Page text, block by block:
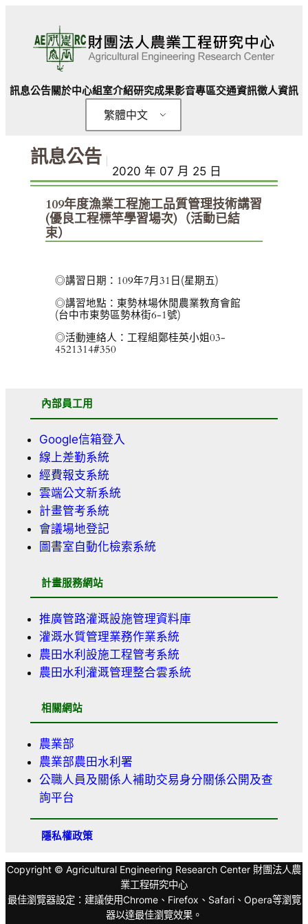
內
訊息公告關於中心組室介紹研究成果影音專區交通資訊徵人資訊
繁體中文
訊息公告
2020 年 07 月 25 日
109年度漁業工程施工品質管理技術講習
(優良工程標竿學習場次)（活動已結
束）
◎講習日期：109年7月31日(星期五)
◎講習地點：東勢林場休閒農業教育會館
(台中市東勢區勢林街6-1號)
◎活動連絡人：工程組鄭桂英小姐03-
4521314#350
內部員工用
Google信箱登入
線上差勤系統
經費報支系統
雲端公文新系統
計畫管考系統
會議場地登記
圖書室自動化檢索系統
計畫服務網站
推廣管路灌溉設施管理資料庫
灌溉水質管理業務作業系統
農田水利設施工程管考系統
農田水利灌溉管理整合雲系統
相關網站
農業部
農業部農田水利署
公職人員及關係人補助交易身分關係公開及查
詢平台
隱私權政策
Copyright © Agricultural Engineering Research Center 財團法人農
業工程研究中心
最佳瀏覽器設定：建議使用Chrome、Firefox、Safari、Opera等瀏覽
器以達最佳瀏覽效果。